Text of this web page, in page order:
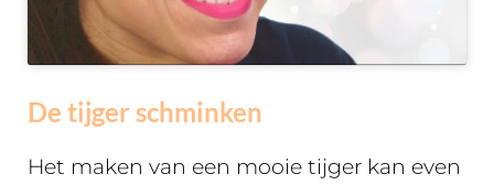
De tijger schminken
Het maken van een mooie tijger kan even